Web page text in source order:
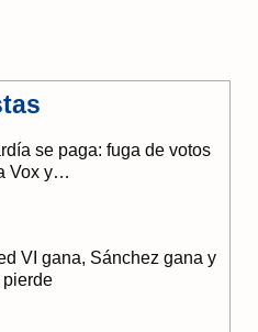
se paga: fuga de votos
Vox y…
VI gana, Sánchez gana y
pierde